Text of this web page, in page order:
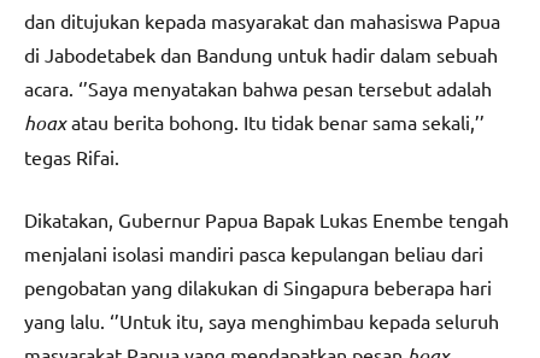
dan ditujukan kepada masyarakat dan mahasiswa Papua
di Jabodetabek dan Bandung untuk hadir dalam sebuah
acara. ‘’Saya menyatakan bahwa pesan tersebut adalah
hoaxatau berita bohong. Itu tidak benar sama sekali,’’
tegas Rifai.
Dikatakan, Gubernur Papua Bapak Lukas Enembe tengah
menjalani isolasi mandiri pasca kepulangan beliau dari
pengobatan yang dilakukan di Singapura beberapa hari
yang lalu. ‘’Untuk itu, saya menghimbau kepada seluruh